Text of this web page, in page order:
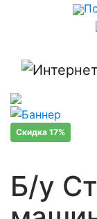
Скидка 17%
Б/у